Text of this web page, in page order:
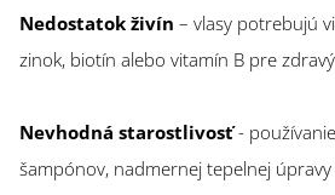
Nedostatok živín – vlasy potrebujú
zinok, biotín alebo vitamín B pre
Nevhodná starostlivosť-
šampónov, nadmernej tepelnej